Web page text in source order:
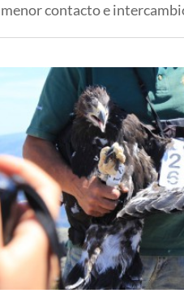
menor contacto e